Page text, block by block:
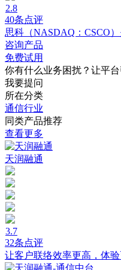
2.8
40条点评
思科（NASDAQ：CSCO
咨询产品
免费试用
你有什么业务困扰？让平台
我要提问
所在分类
通信行业
同类产品推荐
查看更多
天润融通
3.7
32条点评
让客户联络效率更高，体